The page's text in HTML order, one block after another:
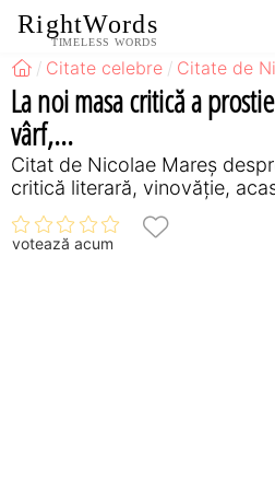
RightWords
TIMELESS WORDS
Citate celebre Citate de
La noi masa critică a
vârf,...
Citat de Nicolae Mareș
critică literară, vinovăție,
votează acum